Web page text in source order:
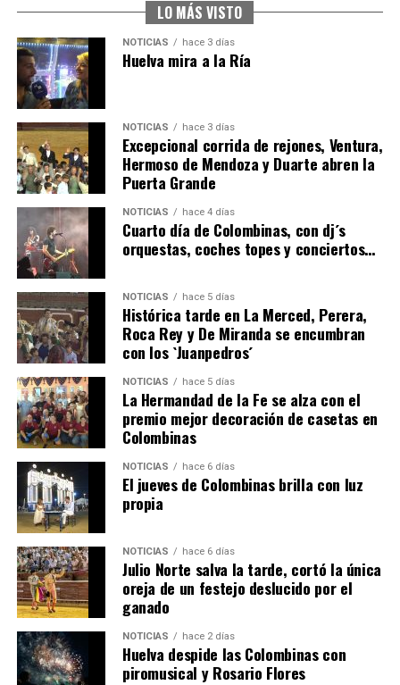
SEXTA CORRIDA DE LAS FIESTAS COLOMBINAS
2026
hace 2 días Huelvatv
6º DÍA DE LAS FIESTAS COLOMBINAS 2026
hace 3 días· Huelvatv
LO MÁS VISTO
NOTICIAS hace 3 días
Huelva mira a la Ría
NOTICIAS hace 3 días
Excepcional corrida de rejones, Ventura,
Hermoso de Mendoza y Duarte abren la
Puerta Grande
NOTICIAS hace 4 días
Cuarto día de Colombinas, con dj´s
orquestas, coches topes y conciertos…
NOTICIAS hace 5 días
Histórica tarde en La Merced, Perera,
Roca Rey y De Miranda se encumbran
con los `Juanpedros´
NOTICIAS hace 5 días
La Hermandad de la Fe se alza con el
premio mejor decoración de casetas en
Colombinas
NOTICIAS hace 6 días
El jueves de Colombinas brilla con luz
propia
NOTICIAS hace 6 días
Julio Norte salva la tarde, cortó la única
oreja de un festejo deslucido por el
ganado
NOTICIAS hace 2 días
Huelva despide las Colombinas con
piromusical y Rosario Flores